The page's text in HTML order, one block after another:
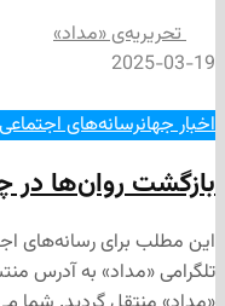
«مداد»
اجتماعی «مداد»
در
رسانه‌های اجتماعی «مداد»
به آدرس منتشر شد